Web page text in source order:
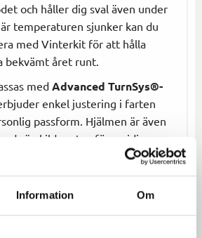
Information Om
och håller dig sval även under
temperaturen sjunker kan du
med Vinterkit för att hålla
bekvämt året runt.
med Advanced TurnSys®-
enkel justering i farten
passform. Hjälmen är även
särskilda urtag för smidig
teknik för lätt och